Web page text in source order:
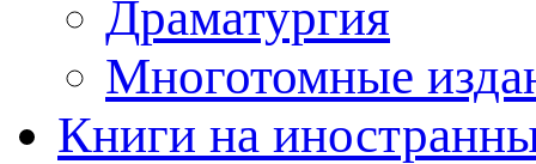
Драматургия
Многотомные
Книги на